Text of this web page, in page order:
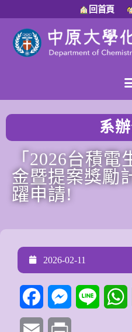
回首頁
系
「2026台積
金暨提案獎勵
躍申請!
2026-02-11
FacebookMessengerLine
Email